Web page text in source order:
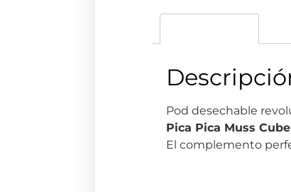
Pod desechable
Pica Pica Muss
El complemento